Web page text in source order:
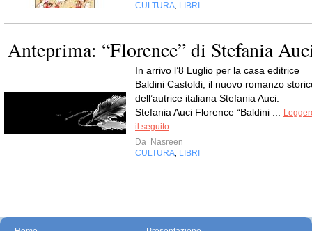
CULTURA LIBRI
Anteprima: “Florence” di Stefania
In arrivo l’8 Luglio per la casa editrice
Baldini Castoldi, il nuovo romanzo
dell’autrice italiana Stefania Auci:
Stefania Auci Florence “Baldini ...
il seguito
Da Nasreen
CULTURA LIBRI